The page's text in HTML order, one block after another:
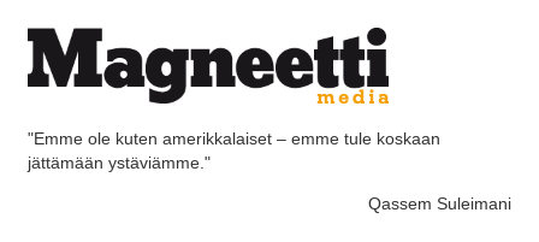
"Emme ole kuten amerikkalaiset – emme tule koskaan
jättämään ystäviämme."
Qassem Suleimani